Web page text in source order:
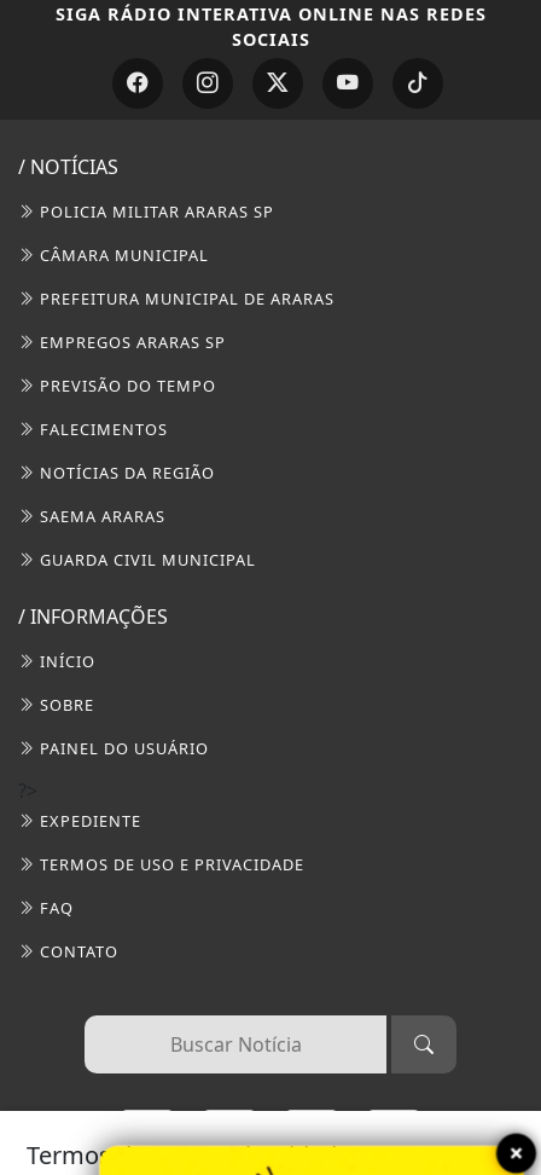
SIGA RÁDIO INTERATIVA ONLINE NAS REDES
SOCIAIS
/ NOTÍCIAS
POLICIA MILITAR ARARAS SP
CÂMARA MUNICIPAL
PREFEITURA MUNICIPAL DE ARARAS
EMPREGOS ARARAS SP
PREVISÃO DO TEMPO
FALECIMENTOS
NOTÍCIAS DA REGIÃO
SAEMA ARARAS
GUARDA CIVIL MUNICIPAL
/ INFORMAÇÕES
INÍCIO
SOBRE
PAINEL DO USUÁRIO
EXPEDIENTE
TERMOS DE USO E PRIVACIDADE
FAQ
CONTATO
Termos de Uso e Privacidade ×